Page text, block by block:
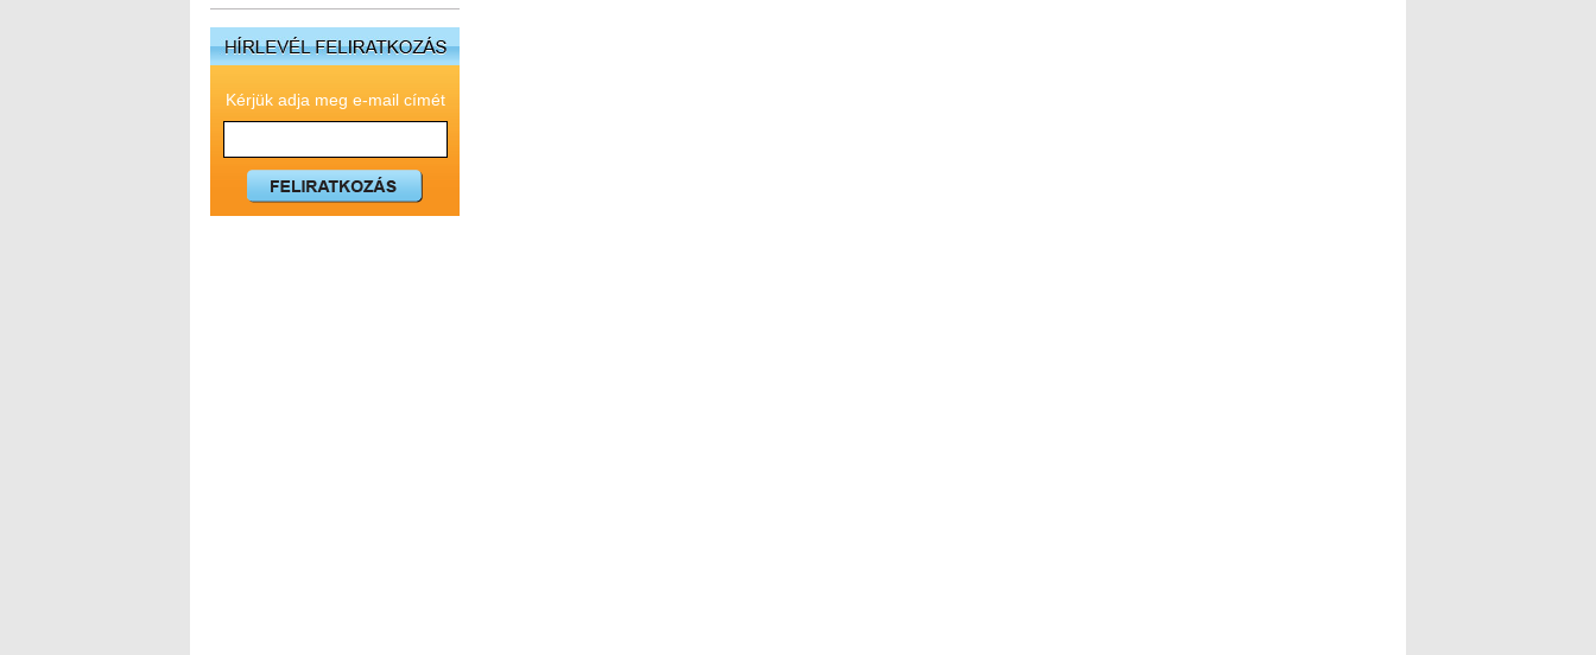
Kérjük adja meg e-mail címét